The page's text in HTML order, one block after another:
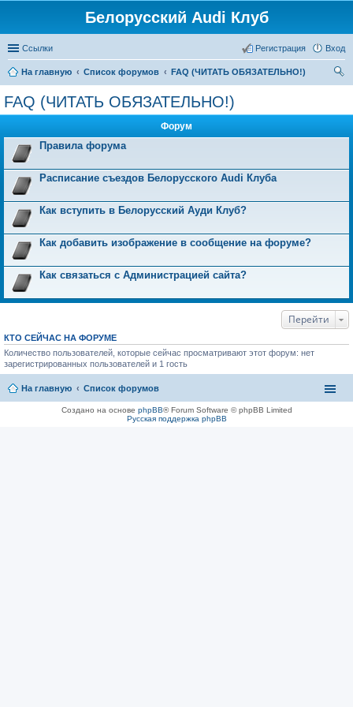
Белорусский Audi Клуб
Ссылки Вход
Регистрация
На главную Список форумов
FAQ (ЧИТАТЬ ОБЯЗАТЕЛЬНО!)
FAQ (ЧИТАТЬ ОБЯЗАТЕЛЬНО!)
Форум
Правила форума
Расписание съездов Белорусского Audi Клуба
Как вступить в Белорусский Ауди Клуб?
Как добавить изображение в сообщение на форуме?
Как связаться с Администрацией сайта?
Перейти
КТО СЕЙЧАС НА ФОРУМЕ
Количество пользователей, которые сейчас просматривают этот форум: нет
зарегистрированных пользователей и 1 гость
На главную Список форумов
Создано на основе phpBB® Forum Software © phpBB Limited
Русская поддержка phpBB